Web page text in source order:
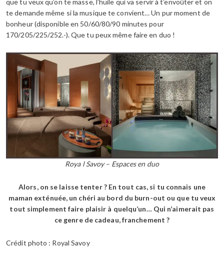
que tu veux qu’on te masse, l’huile qui va servir à t’envoûter et on
te demande même si la musique te convient… Un pur moment de
bonheur (disponible en 50/60/80/90 minutes pour
170/205/225/252.-). Que tu peux même faire en duo !
Roya l Savoy – Espaces en duo
Alors, on se laisse tenter ? En tout cas, si tu connais une
maman exténuée, un chéri au bord du burn-out ou que tu veux
tout simplement faire plaisir à quelqu’un… Qui n’aimerait pas
ce genre de cadeau, franchement ?
Crédit photo : Royal Savoy